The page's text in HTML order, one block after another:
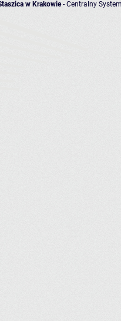
w Krakowie- Centralny